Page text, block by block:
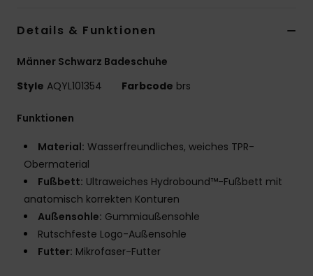
Details & Funktionen
Männer Schwarz Badeschuhe
Style AQYL101354 Farbcode brs
Funktionen
Material: Wasserfreundliches, weiches TPR-
Obermaterial
Fußbett: Ultraweiches Hydrobound™-Fußbett mit
anatomisch korrekten Konturen
Außensohle: Gummiaußensohle
Rutschfeste Logo-Außensohle
Futter: Mikrofaser-Futter